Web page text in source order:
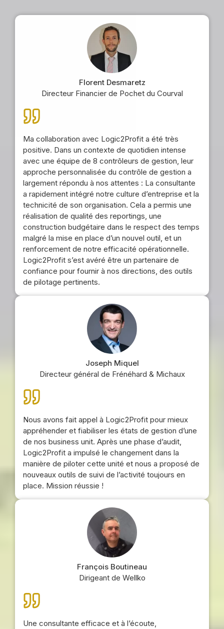
Florent Desmaretz
Directeur Financier de Pochet du Courval
Ma collaboration avec Logic2Profit a été très
positive. Dans un contexte de quotidien intense
avec une équipe de 8 contrôleurs de gestion, leur
approche personnalisée du contrôle de gestion a
largement répondu à nos attentes : La consultante
a rapidement intégré notre culture d’entreprise et la
technicité de son organisation. Cela a permis une
réalisation de qualité des reportings, une
construction budgétaire dans le respect des temps
malgré la mise en place d’un nouvel outil, et un
renforcement de notre efficacité opérationnelle.
Logic2Profit s’est avéré être un partenaire de
confiance pour fournir à nos directions, des outils
de pilotage pertinents.
Joseph Miquel
Directeur général de Frénéhard & Michaux
Nous avons fait appel à Logic2Profit pour mieux
appréhender et fiabiliser les états de gestion d’une
de nos business unit. Après une phase d’audit,
Logic2Profit a impulsé le changement dans la
manière de piloter cette unité et nous a proposé de
nouveaux outils de suivi de l’activité toujours en
place. Mission réussie !
François Boutineau
Dirigeant de Wellko
Une consultante efficace et à l’écoute,